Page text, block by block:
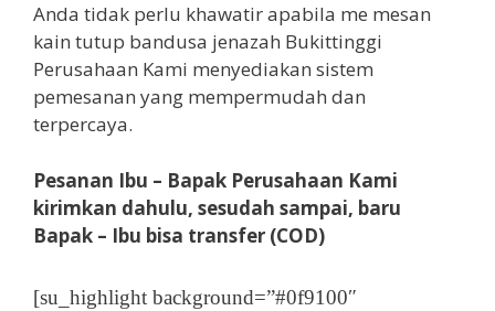
Anda tidak perlu khawatir apabila me mesan
kain tutup bandusa jenazah Bukittinggi
Perusahaan Kami menyediakan sistem
pemesanan yang mempermudah dan
terpercaya.
Pesanan Ibu – Bapak Perusahaan Kami
kirimkan dahulu, sesudah sampai, baru
Bapak – Ibu bisa transfer (COD)
[su_highlight background=”#0f9100″